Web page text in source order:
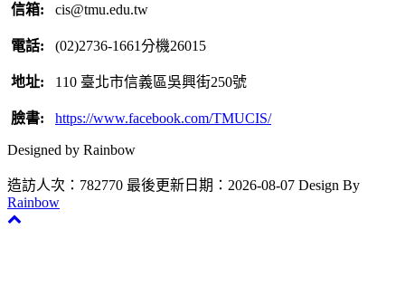
信箱: cis@tmu.edu.tw
電話: (02)2736-1661分機26015
地址: 110 臺北市信義區吳興街250號
臉書: https://www.facebook.com/TMUCIS/
Designed by Rainbow
造訪人次：782770 最後更新日期：2026-08-07 Design By
Rainbow